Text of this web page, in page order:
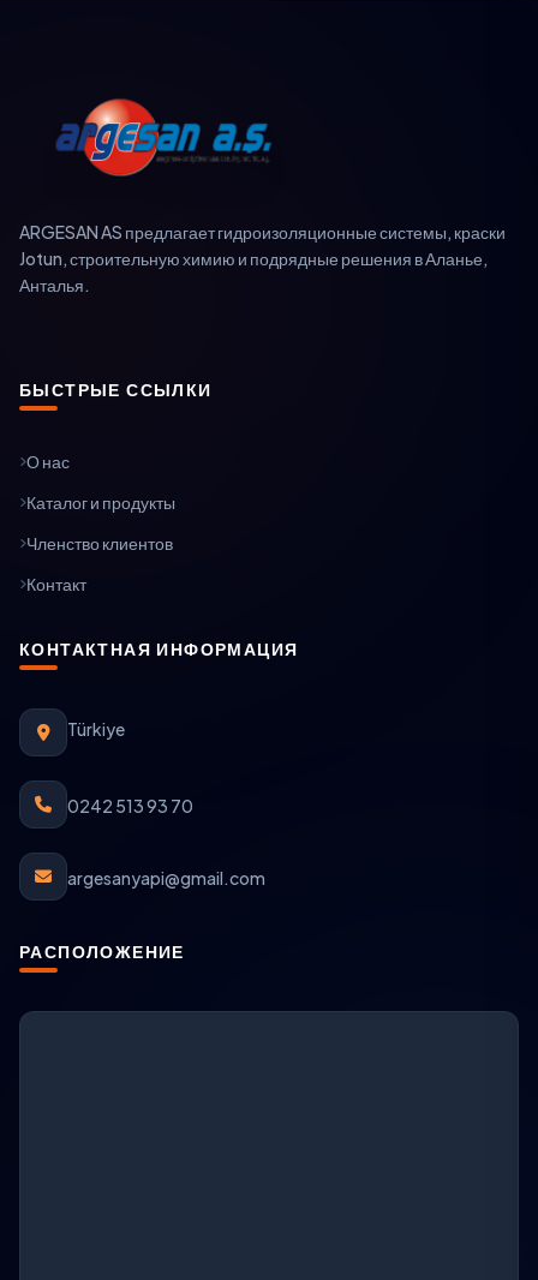
ARGESAN AS предлагает гидроизоляционные системы, краски
Jotun, строительную химию и подрядные решения в Аланье,
Анталья.
БЫСТРЫЕ ССЫЛКИ
О нас
Каталог и продукты
Членство клиентов
Контакт
КОНТАКТНАЯ ИНФОРМАЦИЯ
Türkiye
0242 513 93 70
argesanyapi@gmail.com
РАСПОЛОЖЕНИЕ